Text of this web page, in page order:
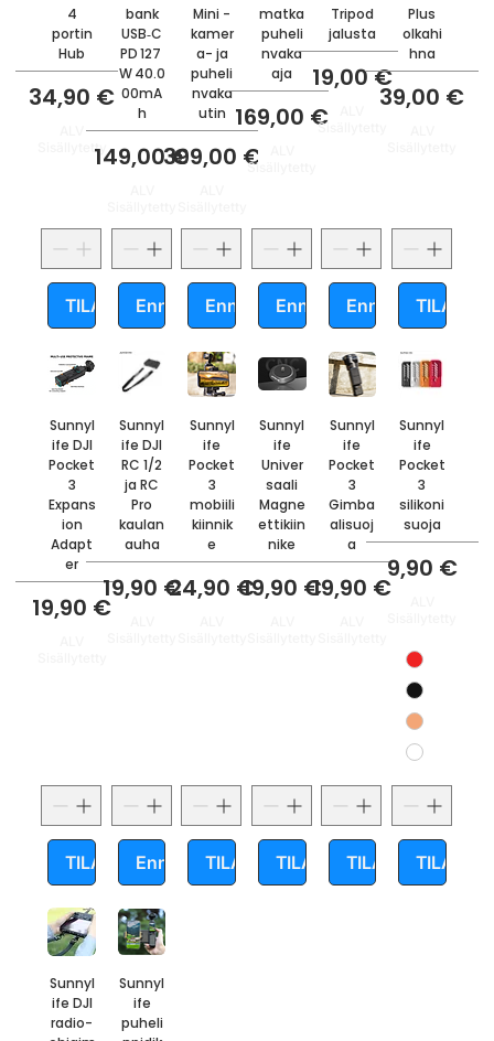
4
portin
Hub
Hinta
34,90 €
Sisällytetty
TILAA
bank
USB‑C
PD 127
W 40.0
00mA
h
Hinta
149,00 €
Ennakkotilaa
Mini -
kamer
a- ja
puheli
nvaka
utin
Hinta
399,00 €
Ennakkotilaa
matka
puheli
nvaka
aja
Hinta
169,00 €
Sisällytetty
Ennakkotilaa
Tripod
jalusta
Hinta
19,00 €
Sisällytetty
Ennakkotilaa
Plus
olkahi
hna
Hinta
39,00 €
TILAA
Sunnyl
ife DJI
Pocket
3
Expans
ion
Adapt
er
Hinta
19,90 €
TILAA
Sunnyl
ife DJI
RC 1/2
ja RC
Pro
kaulan
auha
Hinta
19,90 €
Ennakkotilaa
Sunnyl
ife
Pocket
3
mobiili
kiinnik
e
Hinta
24,90 €
TILAA
Sunnyl
ife
Univer
saali
Magne
ettikiin
nike
Hinta
19,90 €
TILAA
Sunnyl
ife
Pocket
3
Gimba
alisuoj
a
Hinta
19,90 €
TILAA
Sunnyl
ife
Pocket
3
silikoni
suoja
Hinta
9,90 €
TILAA
Sunnyl
ife DJI
radio-
Sunnyl
ife
puheli